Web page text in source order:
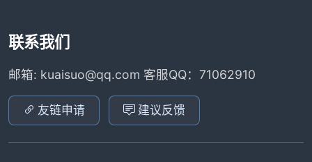
联系我们
邮箱: kuaisuo@qq.com 客服QQ：71062910
友链申请 建议反馈